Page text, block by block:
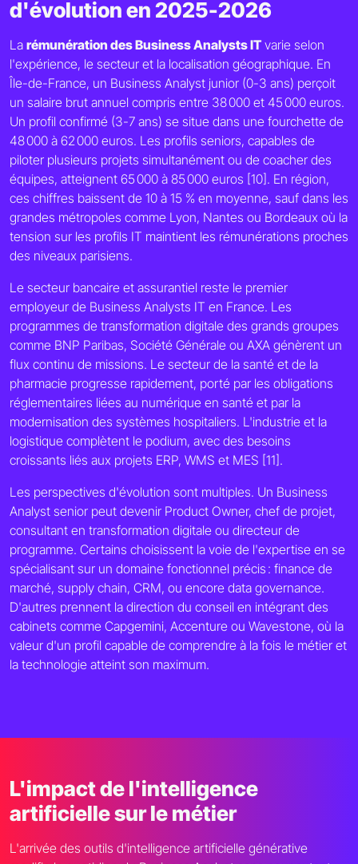
d'évolution en 2025-2026
La rémunération des Business Analysts IT varie selon
l'expérience, le secteur et la localisation géographique. En
Île-de-France, un Business Analyst junior (0-3 ans) perçoit
un salaire brut annuel compris entre 38 000 et 45 000 euros.
Un profil confirmé (3-7 ans) se situe dans une fourchette de
48 000 à 62 000 euros. Les profils seniors, capables de
piloter plusieurs projets simultanément ou de coacher des
équipes, atteignent 65 000 à 85 000 euros [10]. En région,
ces chiffres baissent de 10 à 15 % en moyenne, sauf dans les
grandes métropoles comme Lyon, Nantes ou Bordeaux où la
tension sur les profils IT maintient les rémunérations proches
des niveaux parisiens.
Le secteur bancaire et assurantiel reste le premier
employeur de Business Analysts IT en France. Les
programmes de transformation digitale des grands groupes
comme BNP Paribas, Société Générale ou AXA génèrent un
flux continu de missions. Le secteur de la santé et de la
pharmacie progresse rapidement, porté par les obligations
réglementaires liées au numérique en santé et par la
modernisation des systèmes hospitaliers. L'industrie et la
logistique complètent le podium, avec des besoins
croissants liés aux projets ERP, WMS et MES [11].
Les perspectives d'évolution sont multiples. Un Business
Analyst senior peut devenir Product Owner, chef de projet,
consultant en transformation digitale ou directeur de
programme. Certains choisissent la voie de l'expertise en se
spécialisant sur un domaine fonctionnel précis : finance de
marché, supply chain, CRM, ou encore data governance.
D'autres prennent la direction du conseil en intégrant des
cabinets comme Capgemini, Accenture ou Wavestone, où la
valeur d'un profil capable de comprendre à la fois le métier et
la technologie atteint son maximum.
L'impact de l'intelligence
artificielle sur le métier
L'arrivée des outils d'intelligence artificielle générative